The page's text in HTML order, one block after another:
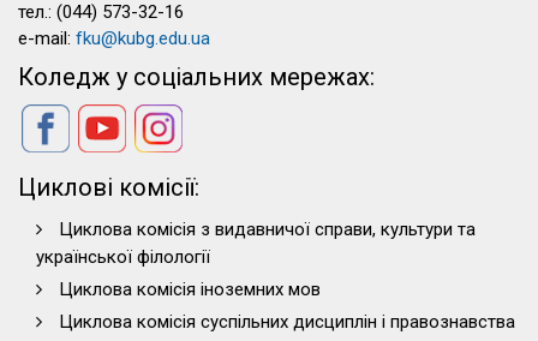
тел.: (044) 573-32-16
e-mail: fku@kubg.edu.ua
Коледж у соціальних мережах:
Циклові комісії:
Циклова комісія з видавничої справи, культури та
української філології
Циклова комісія іноземних мов
Циклова комісія суспільних дисциплін і правознавства